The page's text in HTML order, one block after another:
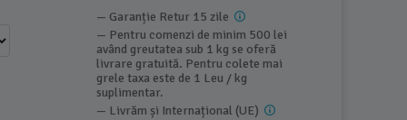
— Garanție Retur 15 zile
— Pentru comenzi de minim 500 lei
având greutatea sub 1 kg se oferă
livrare gratuită. Pentru colete mai
grele taxa este de 1 Leu / kg
suplimentar.
— Livrăm și Internațional (UE)